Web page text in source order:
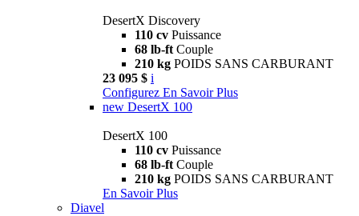
DesertX Discovery
110 cv Puissance
68 lb-ft Couple
210 kg POIDS SANS CARBURANT
23 095 $ i
Configurez En Savoir Plus
new DesertX 100
DesertX 100
110 cv Puissance
68 lb-ft Couple
210 kg POIDS SANS CARBURANT
En Savoir Plus
Diavel